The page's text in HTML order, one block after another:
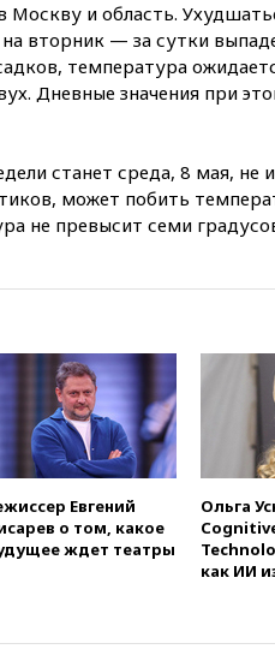
и область.
вторник — за сутки
температура
Дневные значения при
станет среда, 8 мая, не
может побить
не превысит семи
Евгений
о том, какое
ждет театры
Ольга
как ИИ